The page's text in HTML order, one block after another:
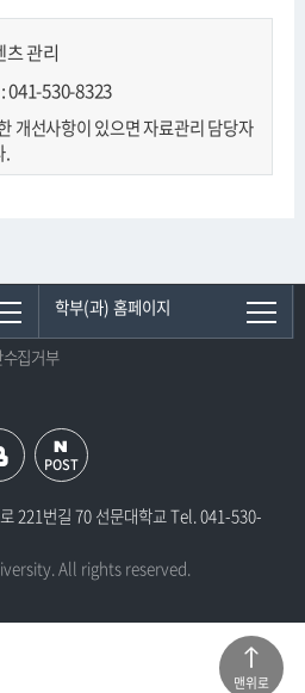
츠 관리
041-530-8323
개선사항이 있으면 자료관리 담당자
.
집거부
맨위로
학부(과) 홈페이지
POST
221번길 70 선문대학교 Tel. 041-530-
All rights reserved.